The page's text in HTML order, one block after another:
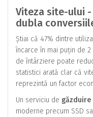
Viteza site-ului
dubla
Știai că 47% dintre
încarce în mai puțin de
de întârziere poate
statistici arată clar că
reprezintă un factor
Un serviciu de găzduire
moderne precum SSD